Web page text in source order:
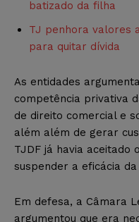
batizado da filha
TJ penhora valores
para quitar dívida
As entidades
competência privativa
de direito comercial e
além além de gerar
TJDF já havia aceitado
suspender a eficácia
Em defesa, a Câmara
argumentou que era